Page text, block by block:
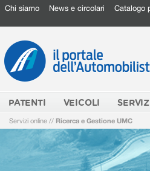
Chi siamo News e circolari Catalogo
PATENTI VEICOLI
Servizi online // Ricerca e Gestione UMC